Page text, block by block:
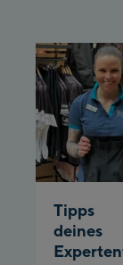
Ischgl Outlet
Schladming:
Planet Planai
Charly Kahr
Tipps
deines